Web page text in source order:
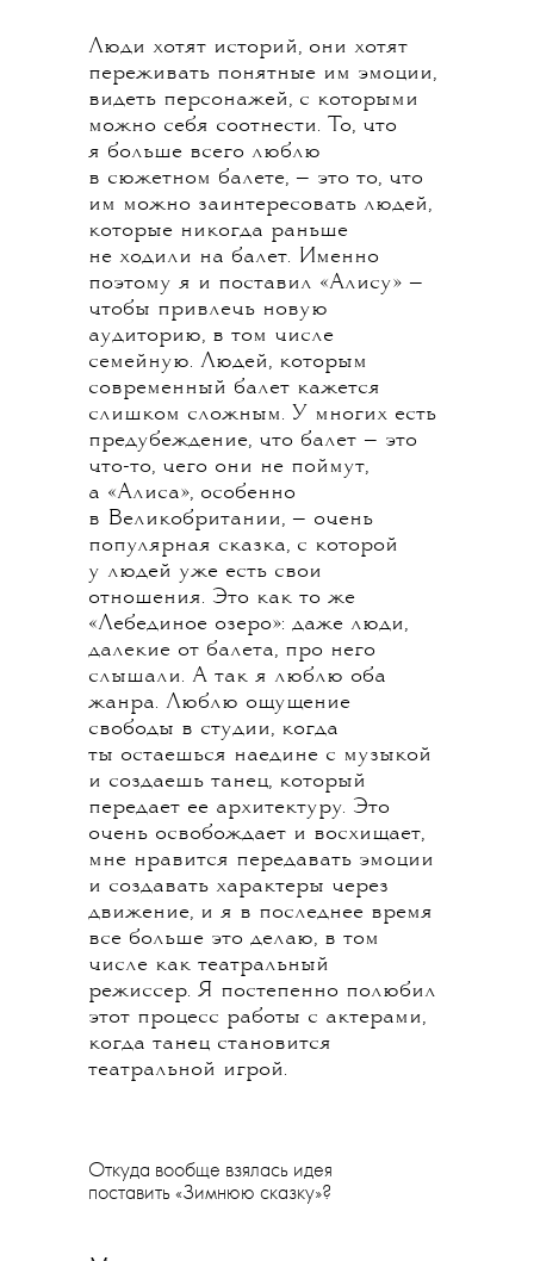
Люди хотят историй, они хотят
переживать понятные им эмоции,
видеть персонажей, с которыми
можно себя соотнести. То, что
я больше всего люблю
в сюжетном балете, — это то, что
им можно заинтересовать людей,
которые никогда раньше
не ходили на балет. Именно
поэтому я и поставил «Алису» —
чтобы привлечь новую
аудиторию, в том числе
семейную. Людей, которым
современный балет кажется
слишком сложным. У многих есть
предубеждение, что балет — это
что-то, чего они не поймут,
а «Алиса», особенно
в Великобритании, — очень
популярная сказка, с которой
у людей уже есть свои
отношения. Это как то же
«Лебединое озеро»: даже люди,
далекие от балета, про него
слышали. А так я люблю оба
жанра. Люблю ощущение
свободы в студии, когда
ты остаешься наедине с музыкой
и создаешь танец, который
передает ее архитектуру. Это
очень освобождает и восхищает,
мне нравится передавать эмоции
и создавать характеры через
движение, и я в последнее время
все больше это делаю, в том
числе как театральный
режиссер. Я постепенно полюбил
этот процесс работы с актерами,
когда танец становится
театральной игрой.
Откуда вообще взялась идея
поставить «Зимнюю сказку»?